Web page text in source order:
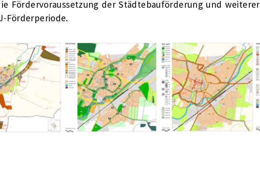
Fördervoraussetzung der Städtebauförderung und weiterer
Förderperiode.